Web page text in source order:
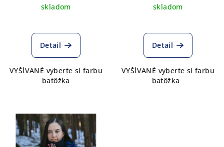
skladom
Detail
VYŠÍVANÉ vyberte si farbu
batôžka
skladom
Detail
VYŠÍVANÉ vyberte si farbu
batôžka